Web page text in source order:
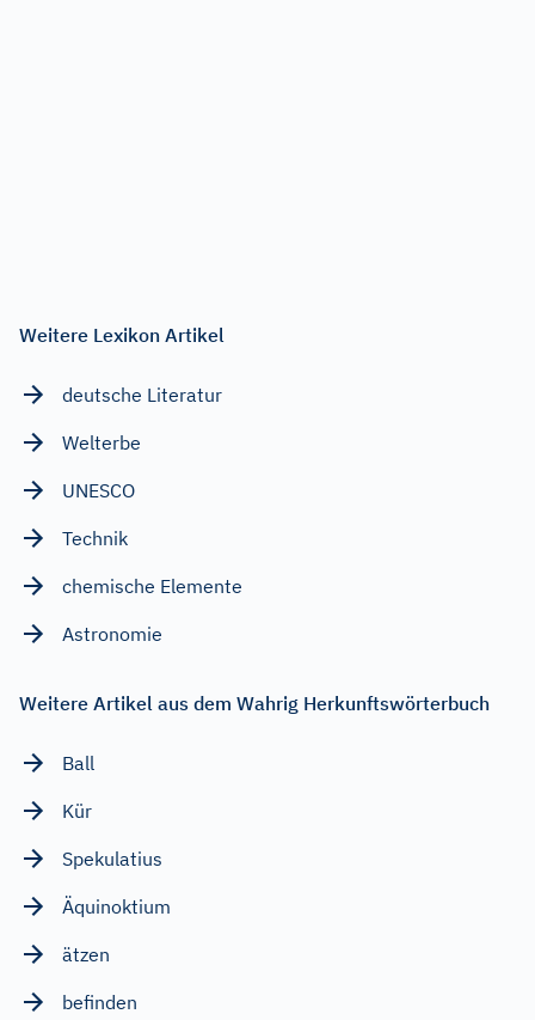
Weitere Lexikon Artikel
deutsche Literatur
Welterbe
UNESCO
Technik
chemische Elemente
Astronomie
Weitere Artikel aus dem Wahrig Herkunftswörterbuch
Ball
Kür
Spekulatius
Äquinoktium
ätzen
befinden